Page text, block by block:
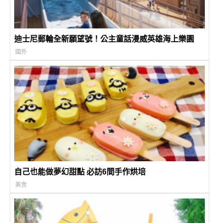
迪士尼郵輪全新願望號！公主童話漫威英雄海上樂園
國外
自己也能做夢幻甜點 必訪6間手作烘培
美食